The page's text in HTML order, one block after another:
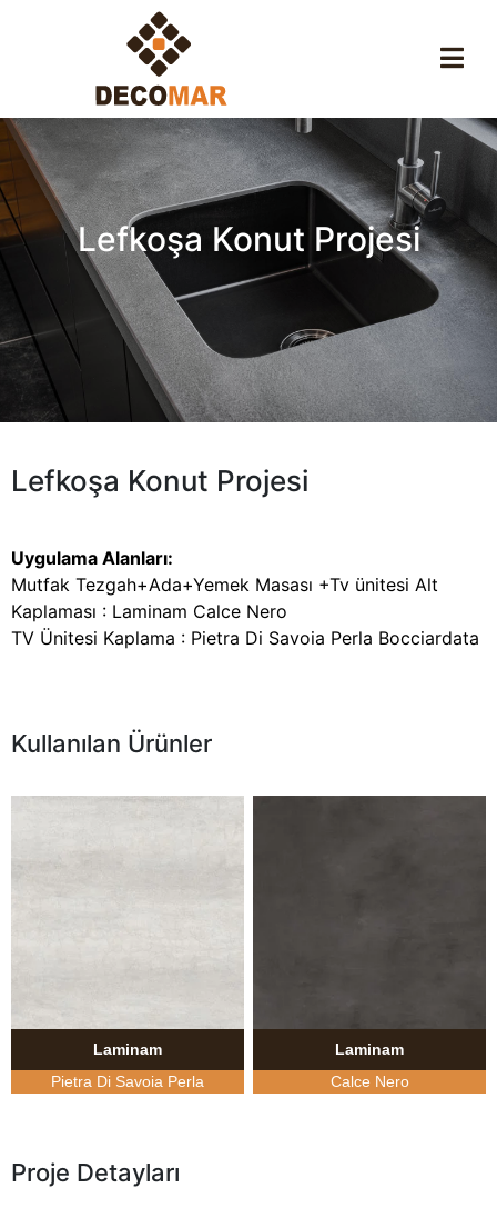
Lefkoşa Konut Projesi
Lefkoşa Konut Projesi
Uygulama Alanları:
Mutfak Tezgah+Ada+Yemek Masası +Tv ünitesi Alt
Kaplaması : Laminam Calce Nero
TV Ünitesi Kaplama : Pietra Di Savoia Perla Bocciardata
Kullanılan Ürünler
Laminam
Pietra Di Savoia Perla
Laminam
Calce Nero
Proje Detayları